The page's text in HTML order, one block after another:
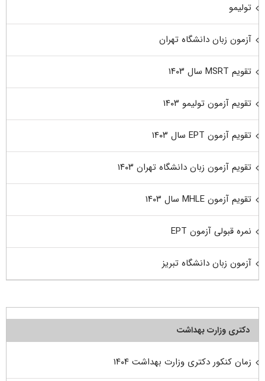
تولیمو
آزمون زبان دانشگاه تهران
تقویم MSRT سال ۱۴۰۳
تقویم آزمون تولیمو ۱۴۰۳
تقویم آزمون EPT سال ۱۴۰۳
تقویم آزمون زبان دانشگاه تهران ۱۴۰۳
تقویم آزمون MHLE سال ۱۴۰۳
نمره قبولی آزمون EPT
آزمون زبان دانشگاه تبریز
دکتری وزارت بهداشت
زمان کنکور دکتری وزارت بهداشت ۱۴۰۴